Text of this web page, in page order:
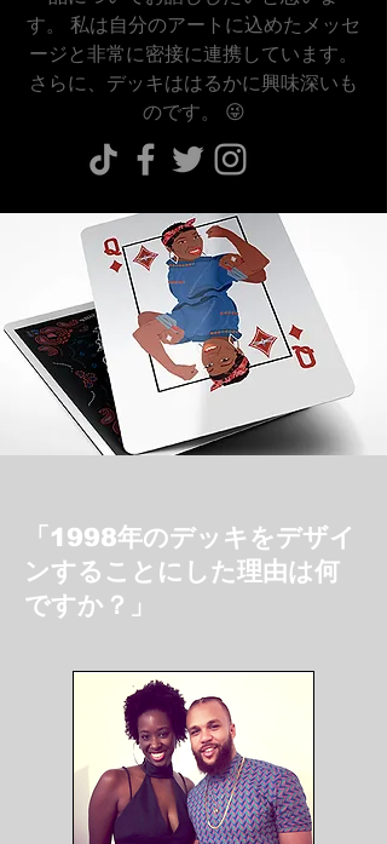
す。 私は自分のアートに込めたメッセ
ージと非常に密接に連携しています。
さらに、デッキははるかに興味深いも
のです。 😜
「1998年のデッキをデザイ
ンすることにした理由は何
ですか？」